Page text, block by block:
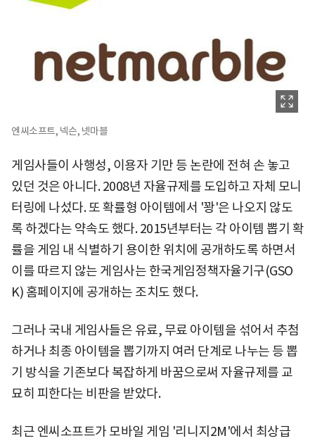
엔씨소프트, 넥슨, 넷마블
게임사들이 사행성, 이용자 기만 등 논란에 전혀 손 놓고
있던 것은 아니다. 2008년 자율규제를 도입하고 자체 모니
터링에 나섰다. 또 확률형 아이템에서 '꽝'은 나오지 않도
록 하겠다는 약속도 했다. 2015년부터는 각 아이템 뽑기 확
률을 게임 내 식별하기 용이한 위치에 공개하도록 하면서
이를 따르지 않는 게임사는 한국게임정책자율기구(GSO
K) 홈페이지에 공개하는 조치도 했다.
그러나 국내 게임사들은 유료, 무료 아이템을 섞어서 추첨
하거나 최종 아이템을 뽑기까지 여러 단계로 나누는 등 뽑
기 방식을 기존보다 복잡하게 바꿈으로써 자율규제를 교
묘히 피한다는 비판을 받았다.
최근 엔씨소프트가 모바일 게임 '리니지2M'에서 최상급